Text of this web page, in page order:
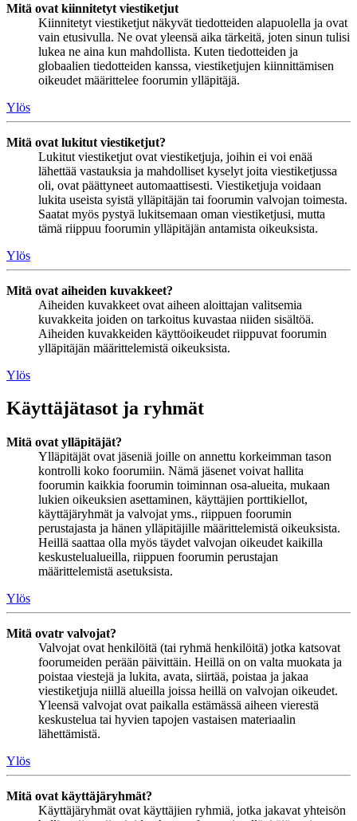
Mitä ovat kiinnitetyt viestiketjut
Kiinnitetyt viestiketjut näkyvät tiedotteiden alapuolella ja ovat
vain etusivulla. Ne ovat yleensä aika tärkeitä, joten sinun tulisi
lukea ne aina kun mahdollista. Kuten tiedotteiden ja
globaalien tiedotteiden kanssa, viestiketjujen kiinnittämisen
oikeudet määrittelee foorumin ylläpitäjä.
Ylös
Mitä ovat lukitut viestiketjut?
Lukitut viestiketjut ovat viestiketjuja, joihin ei voi enää
lähettää vastauksia ja mahdolliset kyselyt joita viestiketjussa
oli, ovat päättyneet automaattisesti. Viestiketjuja voidaan
lukita useista syistä ylläpitäjän tai foorumin valvojan toimesta.
Saatat myös pystyä lukitsemaan oman viestiketjusi, mutta
tämä riippuu foorumin ylläpitäjän antamista oikeuksista.
Ylös
Mitä ovat aiheiden kuvakkeet?
Aiheiden kuvakkeet ovat aiheen aloittajan valitsemia
kuvakkeita joiden on tarkoitus kuvastaa niiden sisältöä.
Aiheiden kuvakkeiden käyttöoikeudet riippuvat foorumin
ylläpitäjän määrittelemistä oikeuksista.
Ylös
Käyttäjätasot ja ryhmät
Mitä ovat ylläpitäjät?
Ylläpitäjät ovat jäseniä joille on annettu korkeimman tason
kontrolli koko foorumiin. Nämä jäsenet voivat hallita
foorumin kaikkia foorumin toiminnan osa-alueita, mukaan
lukien oikeuksien asettaminen, käyttäjien porttikiellot,
käyttäjäryhmät ja valvojat yms., riippuen foorumin
perustajasta ja hänen ylläpitäjille määrittelemistä oikeuksista.
Heillä saattaa olla myös täydet valvojan oikeudet kaikilla
keskustelualueilla, riippuen foorumin perustajan
määrittelemistä asetuksista.
Ylös
Mitä ovatr valvojat?
Valvojat ovat henkilöitä (tai ryhmä henkilöitä) jotka katsovat
foorumeiden perään päivittäin. Heillä on on valta muokata ja
poistaa viestejä ja lukita, avata, siirtää, poistaa ja jakaa
viestiketjuja niillä alueilla joissa heillä on valvojan oikeudet.
Yleensä valvojat ovat paikalla estämässä aiheen vierestä
keskustelua tai hyvien tapojen vastaisen materiaalin
lähettämistä.
Ylös
Mitä ovat käyttäjäryhmät?
Käyttäjäryhmät ovat käyttäjien ryhmiä, jotka jakavat yhteisön